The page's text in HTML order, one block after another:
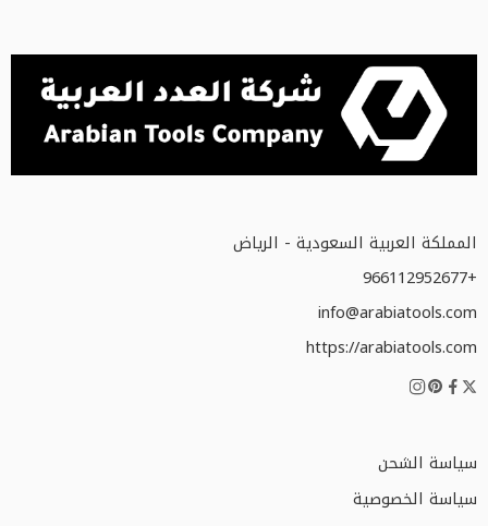
المملكة العربية السعودية - الرياض
+966112952677
info@arabiatools.com
https://arabiatools.com
سياسة الشحن
سياسة الخصوصية